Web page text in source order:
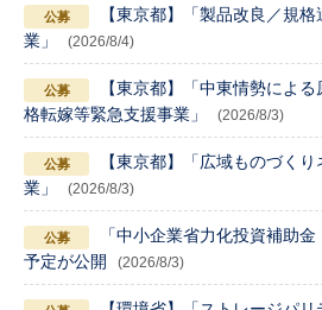
【東京都】「製品改良／規
業」
(2026/8/4)
【東京都】「中東情勢によ
格転嫁等緊急支援事業」
(2026/8/3)
【東京都】「広域ものづく
業」
(2026/8/3)
「中小企業省力化投資補助
予定が公開
(2026/8/3)